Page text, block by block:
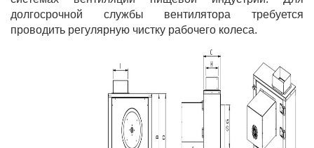
долгосрочной службы вентилятора требуется
проводить регулярную чистку рабочего колеса.